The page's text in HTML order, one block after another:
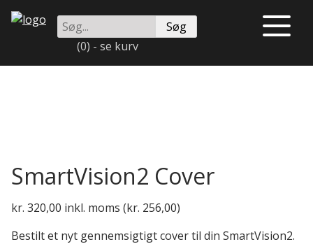
Videre
Søg
på
instrulog.dk
(0) - se kurv
Åben
menu
SmartVision2 Cover
kr. 320,00 inkl. moms (kr. 256,00)
Bestilt et nyt gennemsigtigt cover til din SmartVision2.